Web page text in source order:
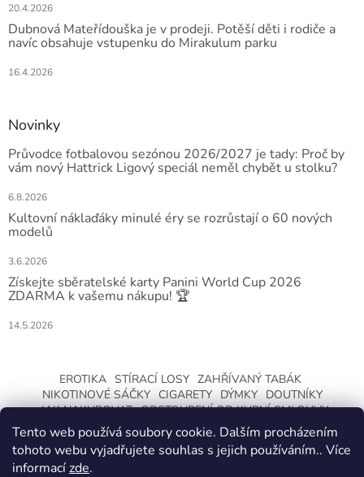
Tento web používá soubory cookie. Dalším procházením
tohoto webu vyjadřujete souhlas s jejich používáním.. Více
informacízde.
20.4.2026
Dubnová Mateřídouška je v prodeji. Potěší děti i rodiče a
navíc obsahuje vstupenku do Mirakulum parku
16.4.2026
Novinky
Průvodce fotbalovou sezónou 2026/2027 je tady: Proč by
vám nový Hattrick Ligový speciál neměl chybět u stolku?
6.8.2026
Kultovní náklaďáky minulé éry se rozrůstají o 60 nových
modelů
3.6.2026
Získejte sběratelské karty Panini World Cup 2026
ZDARMA k vašemu nákupu! 🏆
14.5.2026
EROTIKA STÍRACÍ LOSY ZAHŘÍVANÝ TABÁK
NIKOTINOVÉ SÁČKY CIGARETY DÝMKY
DOUTNÍKY
JAK NAKUPOVAT ODSTOUPENÍ OD KUPNÍ SMLOUVY